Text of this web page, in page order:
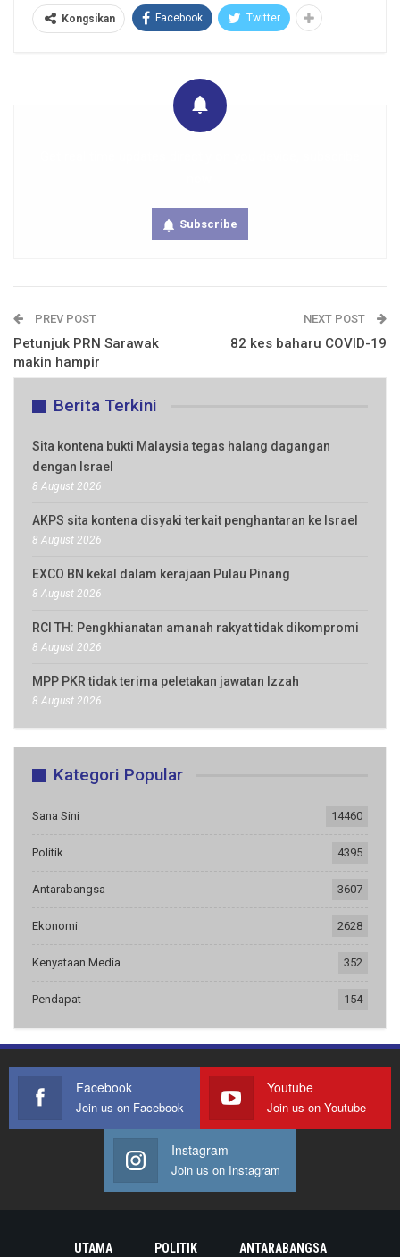
Kongsikan Facebook Twitter
Subscribe
PREV POST
Petunjuk PRN Sarawak
makin hampir
NEXT POST
82 kes baharu COVID-19
Berita Terkini
Sita kontena bukti Malaysia tegas halang dagangan
dengan Israel
8 August 2026
AKPS sita kontena disyaki terkait penghantaran ke Israel
8 August 2026
EXCO BN kekal dalam kerajaan Pulau Pinang
8 August 2026
RCI TH: Pengkhianatan amanah rakyat tidak dikompromi
8 August 2026
MPP PKR tidak terima peletakan jawatan Izzah
8 August 2026
Kategori Popular
Sana Sini 14460
Politik 4395
Antarabangsa 3607
Ekonomi 2628
Kenyataan Media 352
Pendapat 154
Facebook
Join us on Facebook
Youtube
Join us on Youtube
Instagram
Join us on Instagram
UTAMA POLITIK ANTARABANGSA